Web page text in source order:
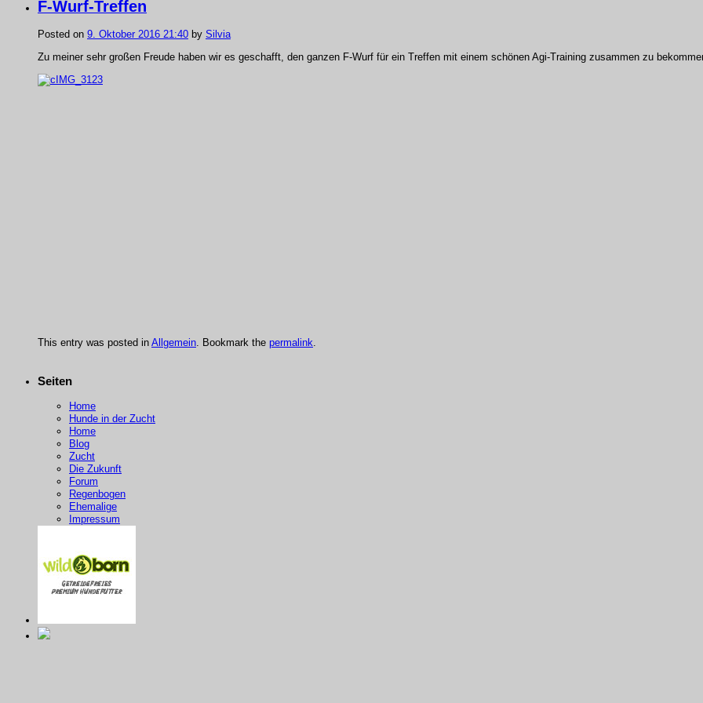
F-Wurf-Treffen
Posted on 9. Oktober 2016 21:40 by Silvia
Zu meiner sehr großen Freude haben wir es geschafft, den ganzen F-Wurf für ein Treffen mit einem schönen Agi-Training zusammen zu
This entry was posted in Allgemein. Bookmark the permalink.
Seiten
Home
Hunde in der Zucht
Home
Blog
Zucht
Die Zukunft
Forum
Regenbogen
Ehemalige
Impressum